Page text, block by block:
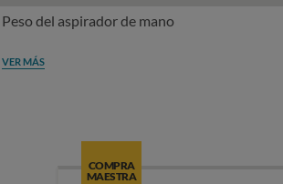
Peso del aspirador de mano
VER MÁS
COMPRA
MAESTRA